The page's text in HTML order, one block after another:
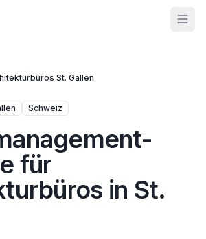
St. Gallen
Schweiz
für
in St.